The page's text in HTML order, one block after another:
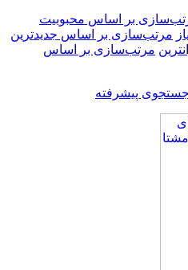
بر اساس محبوبیت
مرتب‌سازی بر اساس جدیدترین
مرتب‌سازی بر اساس
جستجوی پیشرفته